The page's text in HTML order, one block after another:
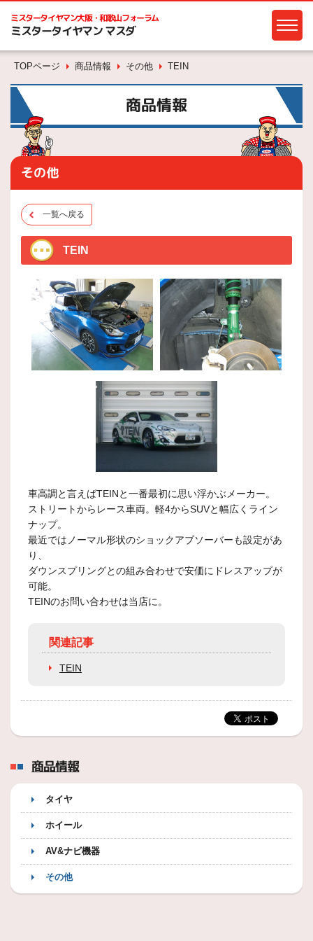
ミスタータイヤマン大阪・和歌山フォーラム
ミスタータイヤマン マスダ
TOPページ 商品情報 その他 TEIN
商品情報
その他
一覧へ戻る
TEIN
車高調と言えばTEINと一番最初に思い浮かぶメーカー。
ストリートからレース車両。軽4からSUVと幅広くライン
ナップ。
最近ではノーマル形状のショックアブソーバーも設定があ
り、
ダウンスプリングとの組み合わせで安価にドレスアップが
可能。
TEINのお問い合わせは当店に。
関連記事
TEIN
商品情報
タイヤ
ホイール
AV&ナビ機器
その他